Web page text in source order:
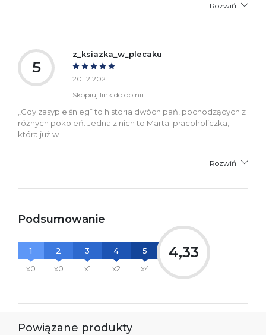
Rozwiń
5
z_ksiazka_w_plecaku
20.12.2021
Skopiuj link do opinii
„Gdy zasypie śnieg” to historia dwóch pań, pochodzących z
różnych pokoleń. Jedna z nich to Marta: pracoholiczka,
która już w
Rozwiń
Podsumowanie
1
x0
2
x0
3
x1
4
x2
5
x4
4,33
Powiązane produkty